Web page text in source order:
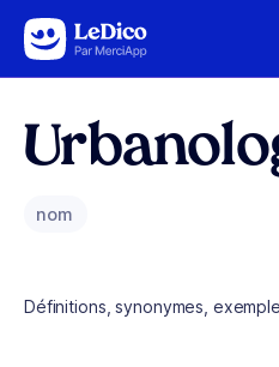
Aller au contenu
nom
Définitions, synonymes,